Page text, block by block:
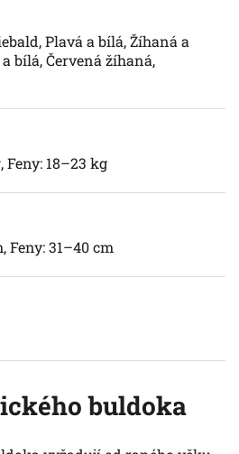
Plavá a bílá, Žíhaná a
bílá, Červená žíhaná,
Feny: 18–23 kg
Feny: 31–40 cm
buldoka